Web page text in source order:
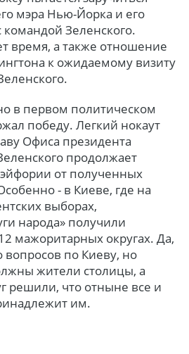
мэра Нью-Йорка и его
Зеленского.
время, а также отношение
к ожидаемому визиту
в первом политическом
победу. Легкий нокаут
Офиса президента
продолжает
от полученных
- в Киеве, где на
выборах,
народа» получили
мажоритарных округах. Да,
вопросов по Киеву, но
жители столицы, а
решили, что отныне все и
им.